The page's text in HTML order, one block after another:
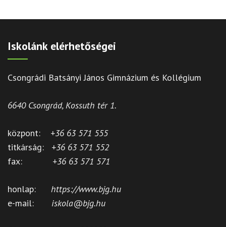
Iskolánk elérhetőségei
Csongrádi Batsányi János Gimnázium és Kollégium
6640 Csongrád, Kossuth tér 1.
központ: +36 63 571 555
titkárság: +36 63 571 552
fax: +36 63 571 571
honlap: https://www.bjg.hu
e-mail: iskola@bjg.hu